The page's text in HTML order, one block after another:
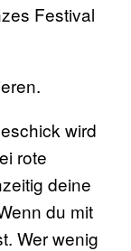
Festival
wird
rote
deine
du mit
Wer wenig